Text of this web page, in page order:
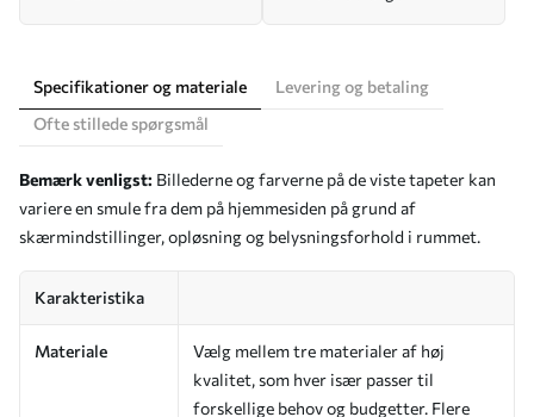
Specifikationer og materiale
Levering og betaling
Ofte stillede spørgsmål
Bemærk venligst: Billederne og farverne på de viste tapeter kan
variere en smule fra dem på hjemmesiden på grund af
skærmindstillinger, opløsning og belysningsforhold i rummet.
Karakteristika
Materiale
Vælg mellem tre materialer af høj
kvalitet, som hver især passer til
forskellige behov og budgetter. Flere